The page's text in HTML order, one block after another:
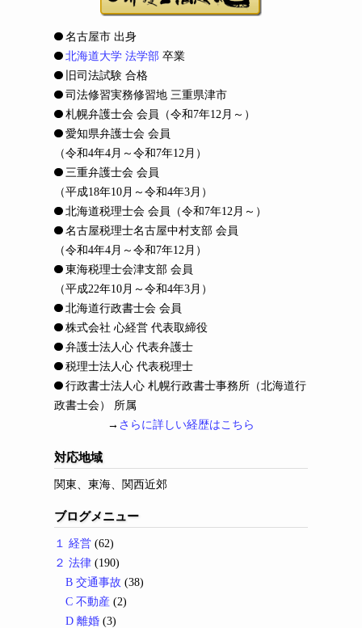
名古屋市 出身
北海道大学 法学部 卒業
旧司法試験 合格
司法修習実務修習地 三重県津市
札幌弁護士会 会員
（令和7年12月～）
愛知県弁護士会 会員
（令和4年4月～令和7年12月）
三重弁護士会 会員
（平成18年10月～令和4年3月）
北海道税理士会 会員
（令和7年12月～）
名古屋税理士名古屋中村支部 会員
（令和4年4月～令和7年12月）
東海税理士会津支部 会員
（平成22年10月～令和4年3月）
北海道行政書士会 会員
株式会社 心経営 代表取締役
弁護士法人心 代表弁護士
税理士法人心 代表税理士
行政書士法人心 札幌行政書士事務所（北海道行
政書士会） 所属
→ さらに詳しい経歴はこちら
対応地域
関東、東海、関西近郊
ブログメニュー
１ 経営 (62)
２ 法律 (190)
B 交通事故 (38)
C 不動産 (2)
D 離婚 (3)